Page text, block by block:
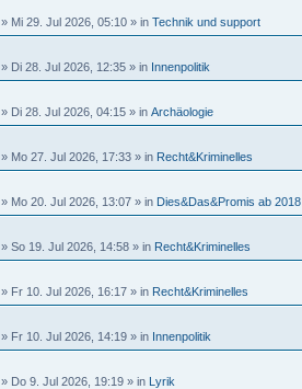
» Mi 29. Jul 2026, 05:10 » in Technik und support
» Di 28. Jul 2026, 12:35 » in Innenpolitik
» Di 28. Jul 2026, 04:15 » in Archäologie
» Mo 27. Jul 2026, 17:33 » in Recht&Kriminelles
» Mo 20. Jul 2026, 13:07 » in Dies&Das&Promis ab 2018
» So 19. Jul 2026, 14:58 » in Recht&Kriminelles
» Fr 10. Jul 2026, 16:17 » in Recht&Kriminelles
» Fr 10. Jul 2026, 14:19 » in Innenpolitik
» Do 9. Jul 2026, 19:19 » in Lyrik